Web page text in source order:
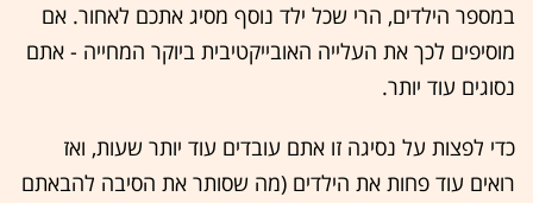
במספר הילדים, הרי שכל ילד נוסף מסיג אתכם לאחור. אם
מוסיפים לכך את העלייה האובייקטיבית ביוקר המחייה - אתם
נסוגים עוד יותר.
כדי לפצות על נסיגה זו אתם עובדים עוד יותר שעות, ואז
רואים עוד פחות את הילדים (מה שסותר את הסיבה להבאתם